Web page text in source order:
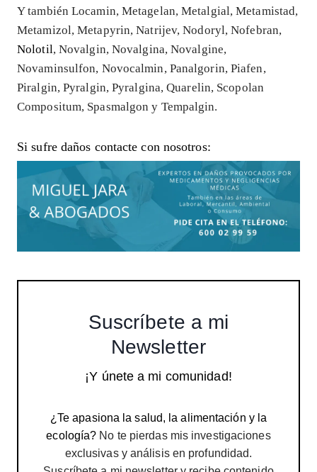
Y también Locamin, Metagelan, Metalgial, Metamistad,
Metamizol, Metapyrin, Natrijev, Nodoryl, Nofebran,
Nolotil, Novalgin, Novalgina, Novalgine,
Novaminsulfon, Novocalmin, Panalgorin, Piafen,
Piralgin, Pyralgin, Pyralgina, Quarelin, Scopolan
Compositum, Spasmalgon y Tempalgin.
Si sufre daños contacte con nosotros:
Suscríbete a mi
Newsletter
¡Y únete a mi comunidad!
¿Te apasiona la salud, la alimentación y la
ecología? No te pierdas mis investigaciones
exclusivas y análisis en profundidad.